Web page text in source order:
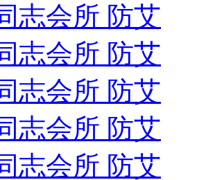
志会所 防艾
志会所 防艾
志会所 防艾
志会所 防艾
志会所 防艾